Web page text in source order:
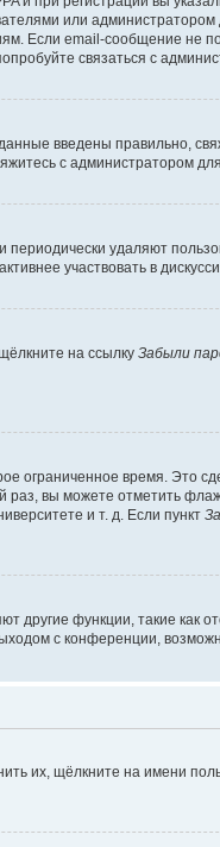
или администратором
Если email-сообщение не
связаться с
введены правильно,
с администратором
удаляют
участвовать в
на ссылку Забыли
ограниченное время. Это
раз, вы можете отметить
и т. д. Если пункт
другие функции, такие как
с конференции,
их, щёлкните на имени